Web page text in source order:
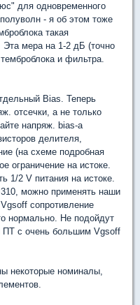
для одновременного
- я об этом тоже
такая
мера на 1-2 дБ (точно
и фильтра.
Bias. Теперь
отсечки, а не только
напряж. bias-а
делителя,
(на схеме подробная
ограничение на истоке.
1/2 V питания на истоке.
можно применять наши
сопротивление
нормально. Не подойдут
ПТ с очень большим Vgsoff
некоторые номиналы,